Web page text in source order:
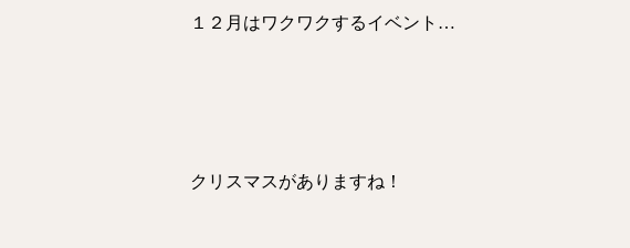
１２月はワクワクするイベント…
クリスマスがありますね！